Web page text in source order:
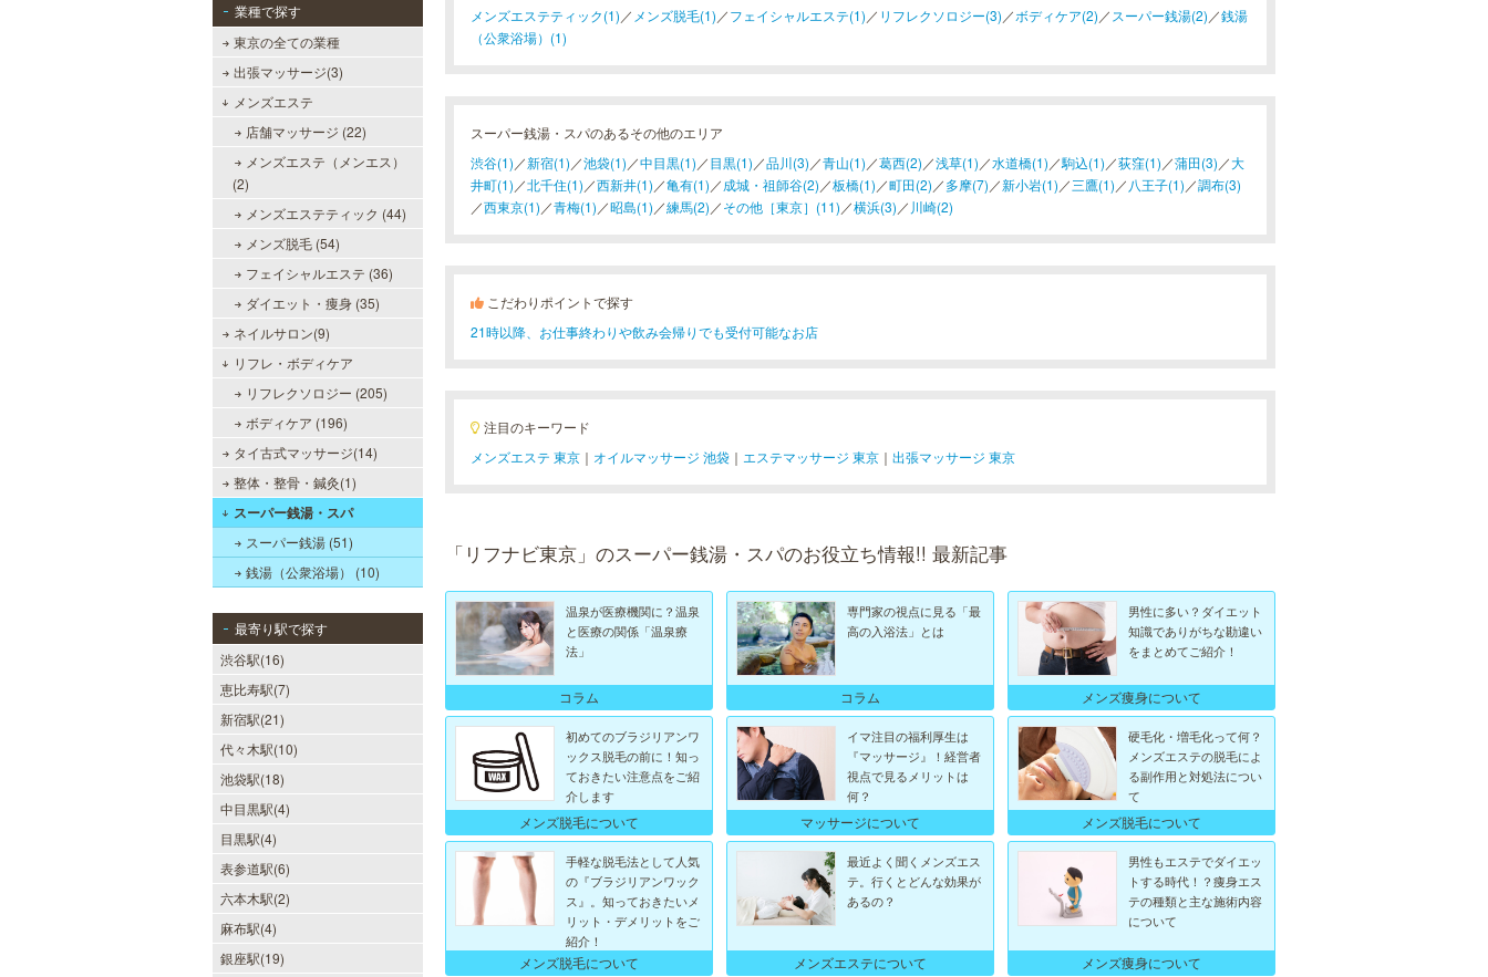
業種で探す
東京の全ての業種
出張マッサージ(3)
メンズエステ
店舗マッサージ (22)
メンズエステ（メンエス）
(2)
メンズエステティック (44)
メンズ脱毛 (54)
フェイシャルエステ (36)
ダイエット・痩身 (35)
ネイルサロン(9)
リフレ・ボディケア
リフレクソロジー (205)
ボディケア (196)
タイ古式マッサージ(14)
整体・整骨・鍼灸(1)
スーパー銭湯・スパ
スーパー銭湯 (51)
銭湯（公衆浴場） (10)
最寄り駅で探す
渋谷駅(16)
恵比寿駅(7)
新宿駅(21)
代々木駅(10)
池袋駅(18)
中目黒駅(4)
目黒駅(4)
表参道駅(6)
六本木駅(2)
麻布駅(4)
銀座駅(19)
メンズエステティック(1) ／ メンズ脱毛(1) ／フェイシャルエステ(1) ／ リフレクソロジー(3) ／ボディケア(2) ／ スーパー銭湯(2) ／銭湯
（公衆浴場）(1)
スーパー銭湯・スパのあるその他のエリア
渋谷(1) ／新宿(1) ／池袋(1) ／中目黒(1) ／目黒(1) ／品川(3) ／青山(1) ／葛西(2) ／浅草(1) ／水道橋(1) ／駒込(1) ／荻窪(1) ／蒲田(3) ／大
井町(1) ／北千住(1) ／西新井(1) ／亀有(1) ／成城・祖師谷(2) ／板橋(1) ／町田(2) ／多摩(7) ／新小岩(1) ／三鷹(1) ／ 八王子(1) ／調布(3)
／西東京(1) ／青梅(1) ／昭島(1) ／練馬(2) ／その他［東京］(11) ／横浜(3) ／ 川崎(2)
こだわりポイントで探す
21時以降、お仕事終わりや飲み会帰りでも受付可能なお店
注目のキーワード
メンズエステ 東京 ｜ オイルマッサージ 池袋 ｜ エステマッサージ 東京 ｜ 出張マッサージ 東京
「リフナビ東京」のスーパー銭湯・スパのお役立ち情報!! 最新記事
温泉が医療機関に？温泉
と医療の関係「温泉療
法」
コラム
専門家の視点に見る「最
高の入浴法」とは
コラム
男性に多い？ダイエット
知識でありがちな勘違い
をまとめてご紹介！
メンズ痩身について
初めてのブラジリアンワ
ックス脱毛の前に！知っ
ておきたい注意点をご紹
介します
メンズ脱毛について
イマ注目の福利厚生は
『マッサージ』！経営者
視点で見るメリットは
何？
マッサージについて
硬毛化・増毛化って何？
メンズエステの脱毛によ
る副作用と対処法につい
て
メンズ脱毛について
手軽な脱毛法として人気
の『ブラジリアンワック
ス』。知っておきたいメ
リット・デメリットをご
紹介！
メンズ脱毛について
最近よく聞くメンズエス
テ。行くとどんな効果が
あるの？
メンズエステについて
男性もエステでダイエッ
トする時代！？痩身エス
テの種類と主な施術内容
について
メンズ痩身について